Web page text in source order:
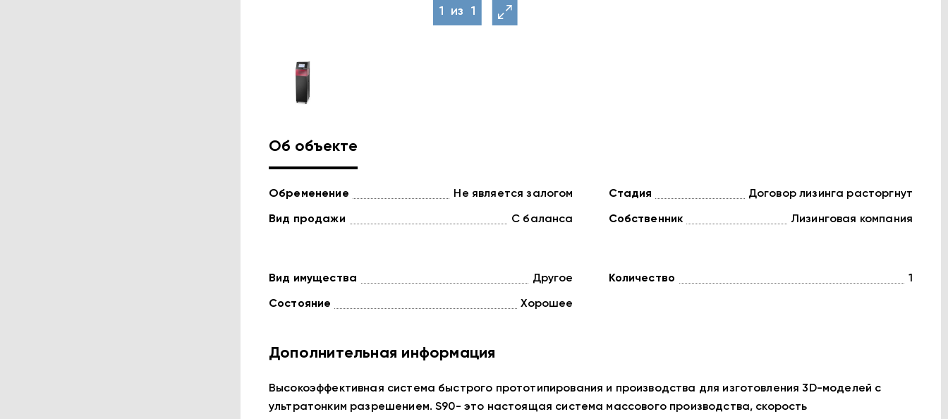
1 из1
Об объекте
Обременение Не является залогом
Вид продажи С баланса
Стадия Договор лизинга расторгнут
Собственник Лизинговая компания
Вид имущества Другое
Состояние Хорошее
Количество 1
Дополнительная информация
Высокоэффективная система быстрого прототипирования и производства для изготовления 3D-моделей с
ультратонким разрешением. S90- это настоящая система массового производства, скорость